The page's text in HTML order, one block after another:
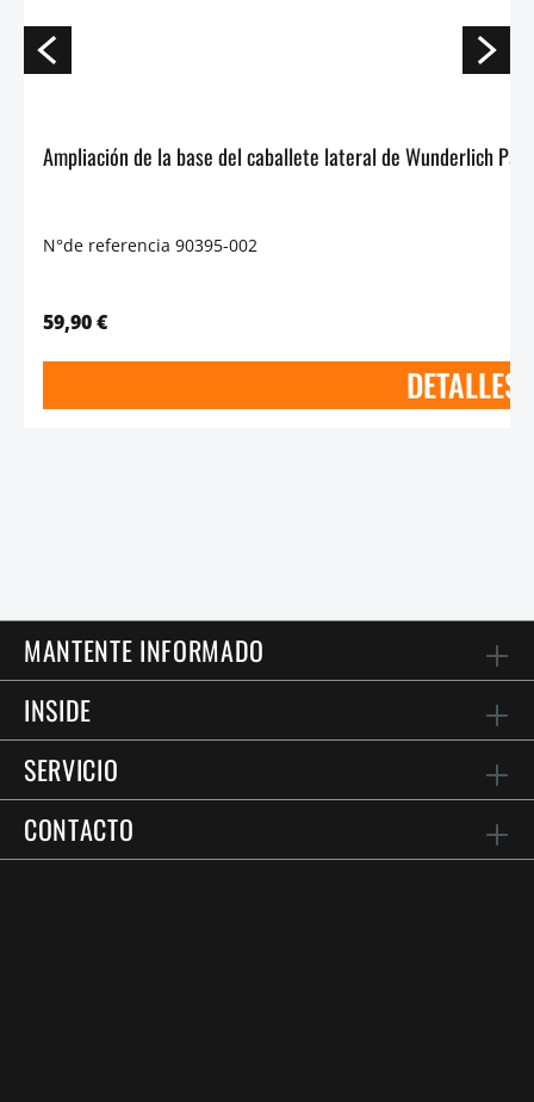
N°de referencia 90395-002
59,90 €
DETALLES
MANTENTE INFORMADO
INSIDE
SERVICIO
CONTACTO